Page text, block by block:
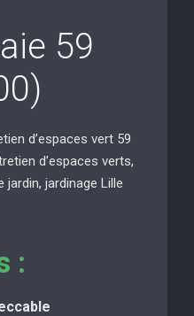
59
d’espaces vert 59
d’espaces verts,
jardinage Lille
: